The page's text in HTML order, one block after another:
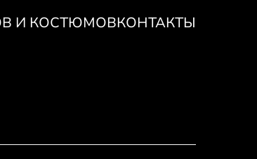
И КОСТЮМОВКОНТАКТЫ